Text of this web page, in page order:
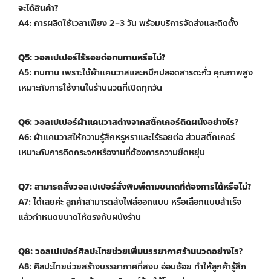
จะได้สินค้า?
A4: การผลิตใช้เวลาเพียง 2–3 วัน พร้อมบริการจัดส่งและติดตั้ง
Q5: วอลเปเปอร์ไร้รอยต่อทนทานหรือไม่?
A5: ทนทาน เพราะใช้ผ้าแคนวาสและหมึกปลอดสารตะกั่ว คุณภาพสูง
เหมาะกับการใช้งานในร้านนวดที่เปิดทุกวัน
Q6: วอลเปเปอร์ผ้าแคนวาสต่างจากสติ๊กเกอร์ติดผนังอย่างไร?
A6: ผ้าแคนวาสให้ความรู้สึกหรูหราและไร้รอยต่อ ส่วนสติ๊กเกอร์
เหมาะกับการติดกระจกหรืองานที่ต้องการความยืดหยุ่น
Q7: สามารถสั่งวอลเปเปอร์สั่งพิมพ์ตามขนาดที่ต้องการได้หรือไม่?
A7: ได้เลยค่ะ ลูกค้าสามารถส่งไฟล์ออกแบบ หรือเลือกแบบสำเร็จ
แล้วกำหนดขนาดให้ตรงกับผนังร้าน
Q8: วอลเปเปอร์ศิลปะไทยช่วยเพิ่มบรรยากาศร้านนวดอย่างไร?
A8: ศิลปะไทยช่วยสร้างบรรยากาศที่สงบ อ่อนช้อย ทำให้ลูกค้ารู้สึก